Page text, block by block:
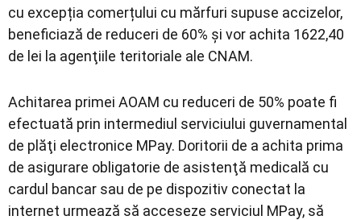
cu excepția comerțului cu mărfuri supuse accizelor,
beneficiază de reduceri de 60% și vor achita 1622,40
de lei la agenţiile teritoriale ale CNAM.
Achitarea primei AOAM cu reduceri de 50% poate fi
efectuată prin intermediul serviciului guvernamental
de plăţi electronice MPay. Doritorii de a achita prima
de asigurare obligatorie de asistenţă medicală cu
cardul bancar sau de pe dispozitiv conectat la
internet urmează să acceseze serviciul MPay, să